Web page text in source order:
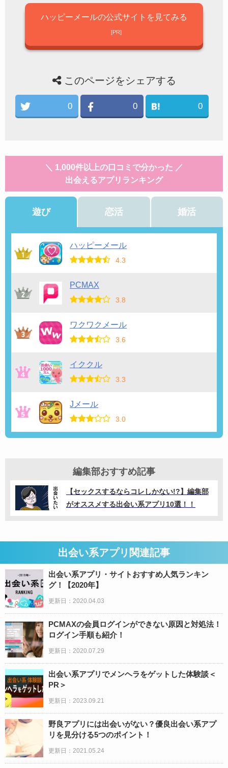
ハッピーメールの公式サイトを見てみる
このページをシェアする
0 0 0
＼ 1,000件以上の口コミで分かった ／
出会えるアプリランキング
遊び 恋活 婚活
ハッピーメール
4.3
PCMAX
3.8
ワクワクメール
3.6
イククル
3.3
Jメール
3.0
編集部おすすめ記事
【セックスするならコレしかない!?】編集部
がオススメする出会い系アプリ10選！！
出会い系アプリ関連記事
出会い系アプリ・サイトおすすめ人気ランキン
グ！【2020年】
更新日：2020.04.03
PCMAXの会員ログインができない原因と対処法！
ログイン手順も紹介！
更新日：2020.07.29
出会い系アプリでメンヘラをゲットした体験談＜
PR＞
更新日：2023.09.21
野良アプリには出会いがない？優良出会い系アプ
リを見分ける5つのポイント！
更新日：2021.05.24